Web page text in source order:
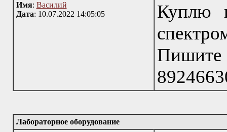
Имя: Василий
Дата: 10.07.2022 14:05:05
Куплю
Лабораторное оборудование